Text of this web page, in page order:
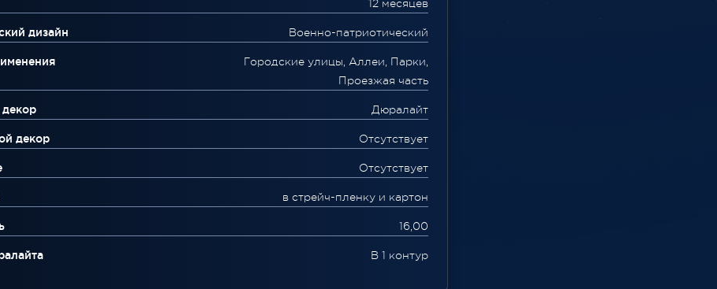
12 месяцев
дизайн Военно-патриотический
Городские улицы, Аллеи, Парки,
Проезжая часть
Дюралайт
декор Отсутствует
Отсутствует
в стрейч-пленку и картон
16,00
В 1 контур